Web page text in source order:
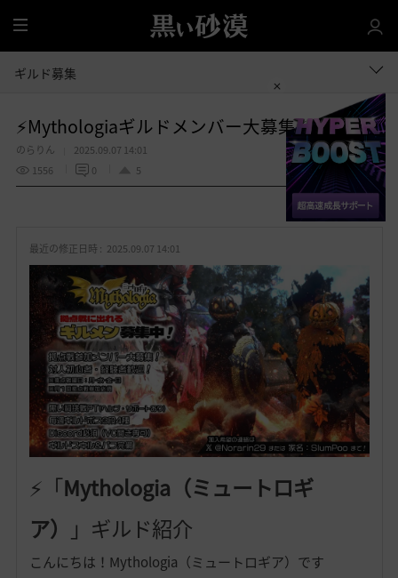
全
体
ギルド募集
⚡️Mythologiaギルドメンバー大募集⚡️
のらりん
2025.09.07 14:01
1556
0 5
お
り
共有する
最近の修正日時 : 2025.09.07 14:01
⚡️「Mythologia（ミュートロギ
ア）
」ギルド紹介
こんにちは！Mythologia（ミュートロギア）です